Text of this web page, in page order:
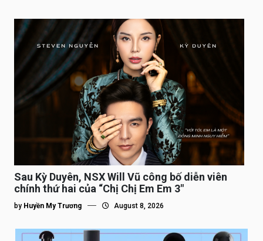
Sau Kỳ Duyên, NSX Will Vũ công bố diễn viên
chính thứ hai của “Chị Chị Em Em 3″
by Huyền My Trương August 8, 2026